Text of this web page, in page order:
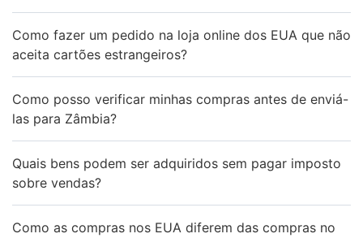
Como fazer um pedido na loja online dos EUA que não
aceita cartões estrangeiros?
Como posso verificar minhas compras antes de enviá-
las para Zâmbia?
Quais bens podem ser adquiridos sem pagar imposto
sobre vendas?
Como as compras nos EUA diferem das compras no